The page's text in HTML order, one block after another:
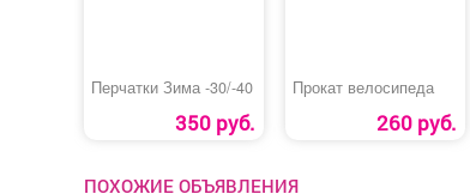
Перчатки Зима -30/-40
350 руб.
Прокат велосипеда
260 руб.
ПОХОЖИЕ ОБЪЯВЛЕНИЯ